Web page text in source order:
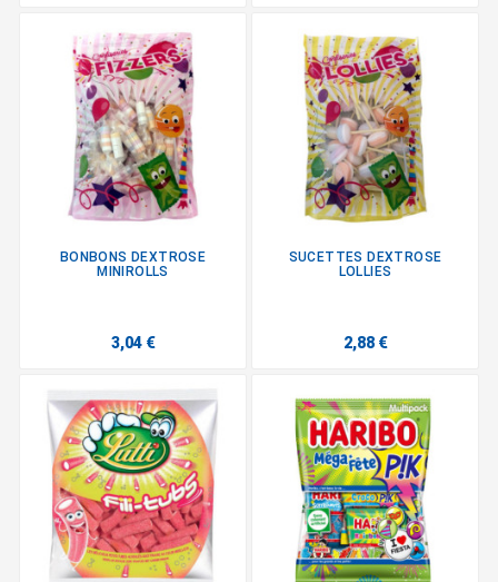
BONBONS DEXTROSE
MINIROLLS
3,04 €
SUCETTES DEXTROSE
LOLLIES
2,88 €